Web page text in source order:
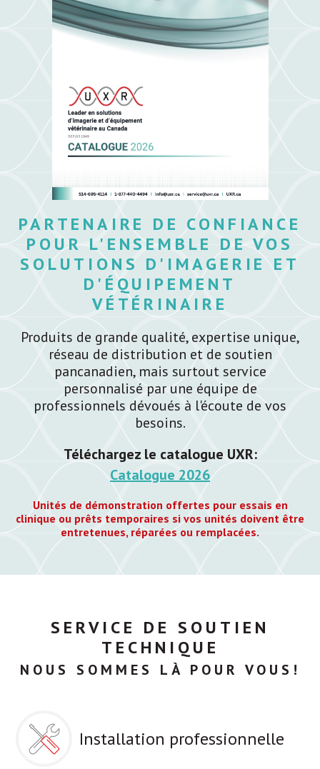
PARTENAIRE DE CONFIANCE
POUR L'ENSEMBLE DE VOS
SOLUTIONS D'IMAGERIE ET
D'ÉQUIPEMENT
VÉTÉRINAIRE
Produits de grande qualité, expertise unique,
réseau de distribution et de soutien
pancanadien, mais surtout service
personnalisé par une équipe de
professionnels dévoués à l'écoute de vos
besoins.
Téléchargez le catalogue UXR:
Catalogue 2026
Unités de démonstration offertes pour essais en
clinique ou prêts temporaires si vos unités doivent être
entretenues, réparées ou remplacées.
SERVICE DE SOUTIEN
TECHNIQUE
NOUS SOMMES LÀ POUR VOUS!
Installation professionnelle